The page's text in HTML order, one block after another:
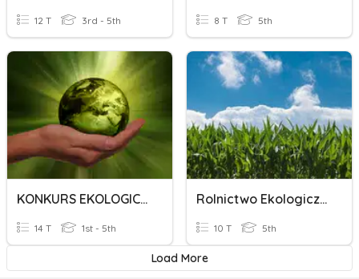
12 T 3rd - 5th 8 T 5th
KONKURS EKOLOGICZNY SP5
14 T 1st - 5th
Rolnictwo Ekologiczne W Polsce
10 T 5th
Load More